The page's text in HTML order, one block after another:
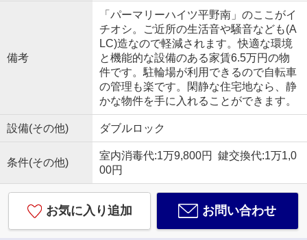
備考
「パーマリーハイツ平野南」のここがイ
チオシ。ご近所の生活音や騒音なども(A
LC)造なので軽減されます。快適な環境
と機能的な設備のある家賃6.5万円の物
件です。駐輪場が利用できるので自転車
の管理も楽です。閑静な住宅地なら、静
かな物件を手に入れることができます。
設備(その他) ダブルロック
条件(その他)
室内消毒代:1万9,800円 鍵交換代:1万1,0
00円
お気に入り追加 お問い合わせ